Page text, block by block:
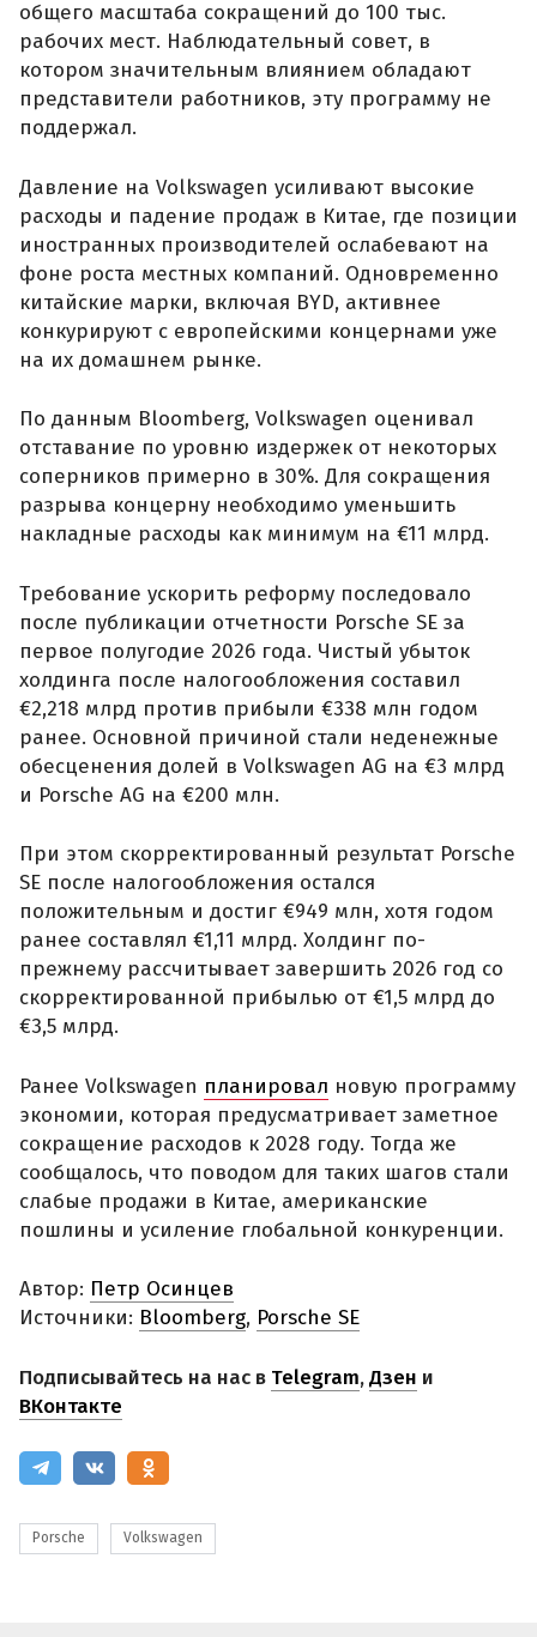
общего масштаба сокращений до 100 тыс.
рабочих мест. Наблюдательный совет, в
котором значительным влиянием обладают
представители работников, эту программу не
поддержал.
Давление на Volkswagen усиливают высокие
расходы и падение продаж в Китае, где позиции
иностранных производителей ослабевают на
фоне роста местных компаний. Одновременно
китайские марки, включая BYD, активнее
конкурируют с европейскими концернами уже
на их домашнем рынке.
По данным Bloomberg, Volkswagen оценивал
отставание по уровню издержек от некоторых
соперников примерно в 30%. Для сокращения
разрыва концерну необходимо уменьшить
накладные расходы как минимум на €11 млрд.
Требование ускорить реформу последовало
после публикации отчетности Porsche SE за
первое полугодие 2026 года. Чистый убыток
холдинга после налогообложения составил
€2,218 млрд против прибыли €338 млн годом
ранее. Основной причиной стали неденежные
обесценения долей в Volkswagen AG на €3 млрд
и Porsche AG на €200 млн.
При этом скорректированный результат Porsche
SE после налогообложения остался
положительным и достиг €949 млн, хотя годом
ранее составлял €1,11 млрд. Холдинг по-
прежнему рассчитывает завершить 2026 год со
скорректированной прибылью от €1,5 млрд до
€3,5 млрд.
Ранее Volkswagen планировал новую программу
экономии, которая предусматривает заметное
сокращение расходов к 2028 году. Тогда же
сообщалось, что поводом для таких шагов стали
слабые продажи в Китае, американские
пошлины и усиление глобальной конкуренции.
Автор: Петр Осинцев
Источники: Bloomberg, Porsche SE
Подписывайтесь на нас в Telegram,Дзен и
ВКонтакте
Porsche Volkswagen